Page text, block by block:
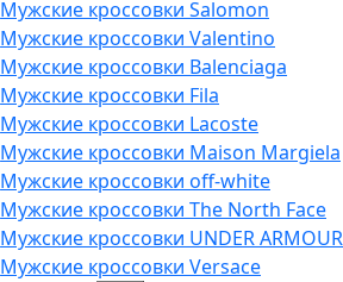
Мужские кроссовки Salomon
Мужские кроссовки Valentino
Мужские кроссовки Balenciaga
Мужские кроссовки Fila
Мужские кроссовки Lacoste
Мужские кроссовки Maison Margiela
Мужские кроссовки off-white
Мужские кроссовки The North Face
Мужские кроссовки UNDER ARMOUR
Мужские кроссовки Versace